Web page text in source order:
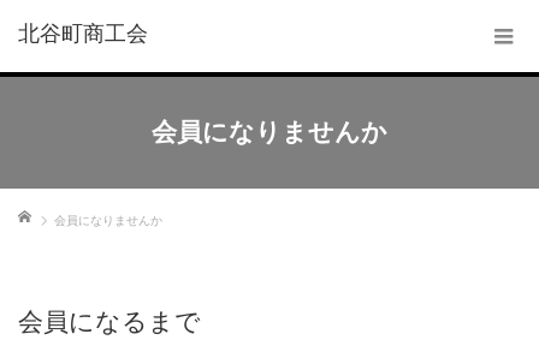
北谷町商工会
会員になりませんか
ホーム 会員になりませんか
会員になるまで